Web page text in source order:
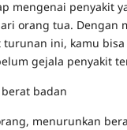
mengenai penyakit
orang tua. Dengan
turunan ini, kamu bisa
gejala penyakit
badan
menurunkan